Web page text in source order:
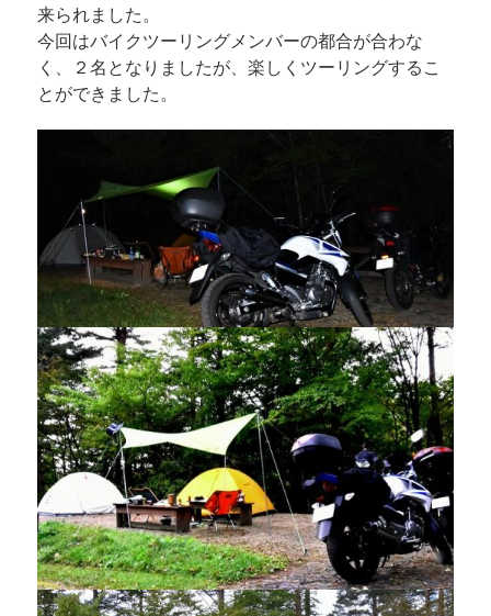
来られました。
今回はバイクツーリングメンバーの都合が合わな
く、２名となりましたが、楽しくツーリングするこ
とができました。